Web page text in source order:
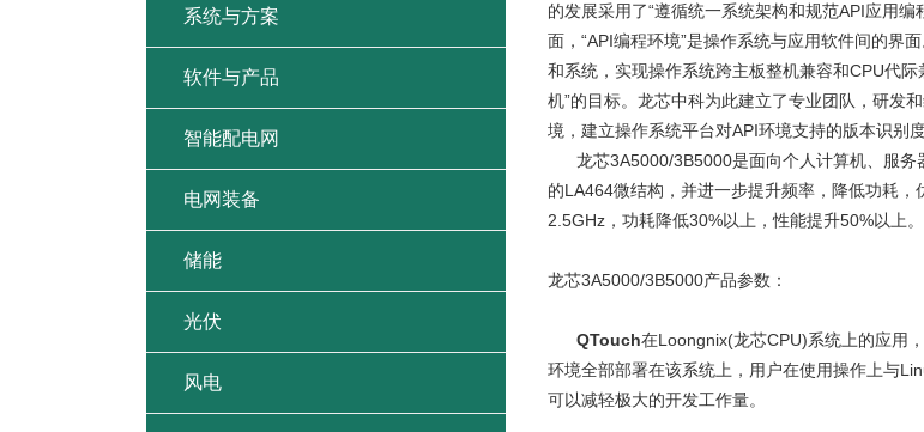
的发展采用了“遵循统一系统架构和规范API应用
面，“API编程环境”是操作系统与应用软件间的界
和系统，实现操作系统跨主板整机兼容和CPU代
机”的目标。龙芯中科为此建立了专业团队，研发
境，建立操作系统平台对API环境支持的版本识别
龙芯3A5000/3B5000是面向个人计算机、服务
的LA464微结构，并进一步提升频率，降低功耗
2.5GHz，功耗降低30%以上，性能提升50%以上
龙芯3A5000/3B5000产品参数：
QTouch在Loongnix(龙芯CPU)系统上的应用
环境全部部署在该系统上，用户在使用操作上与
可以减轻极大的开发工作量。
系统与方案
软件与产品
智能配电网
电网装备
储能
光伏
风电